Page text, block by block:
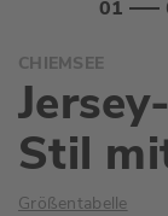
Anfang
der
Bildgalerie
springen
CHIEMSEE
Stil
Größentabelle